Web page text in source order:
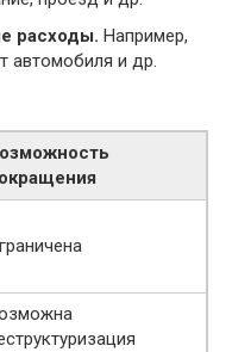
расходы. Например,
автомобиля и др.